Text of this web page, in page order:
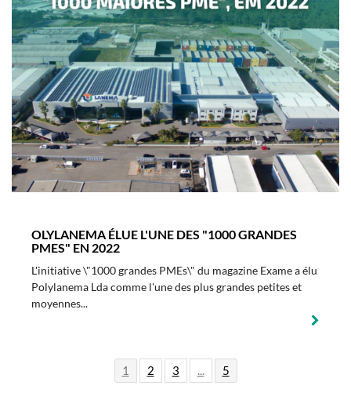
OLYLANEMA ÉLUE L'UNE DES "1000 GRANDES
PMES" EN 2022
L'initiative \"1000 grandes PMEs\" du magazine Exame a élu
Polylanema Lda comme l'une des plus grandes petites et
moyennes...
1 2 3 ... 5